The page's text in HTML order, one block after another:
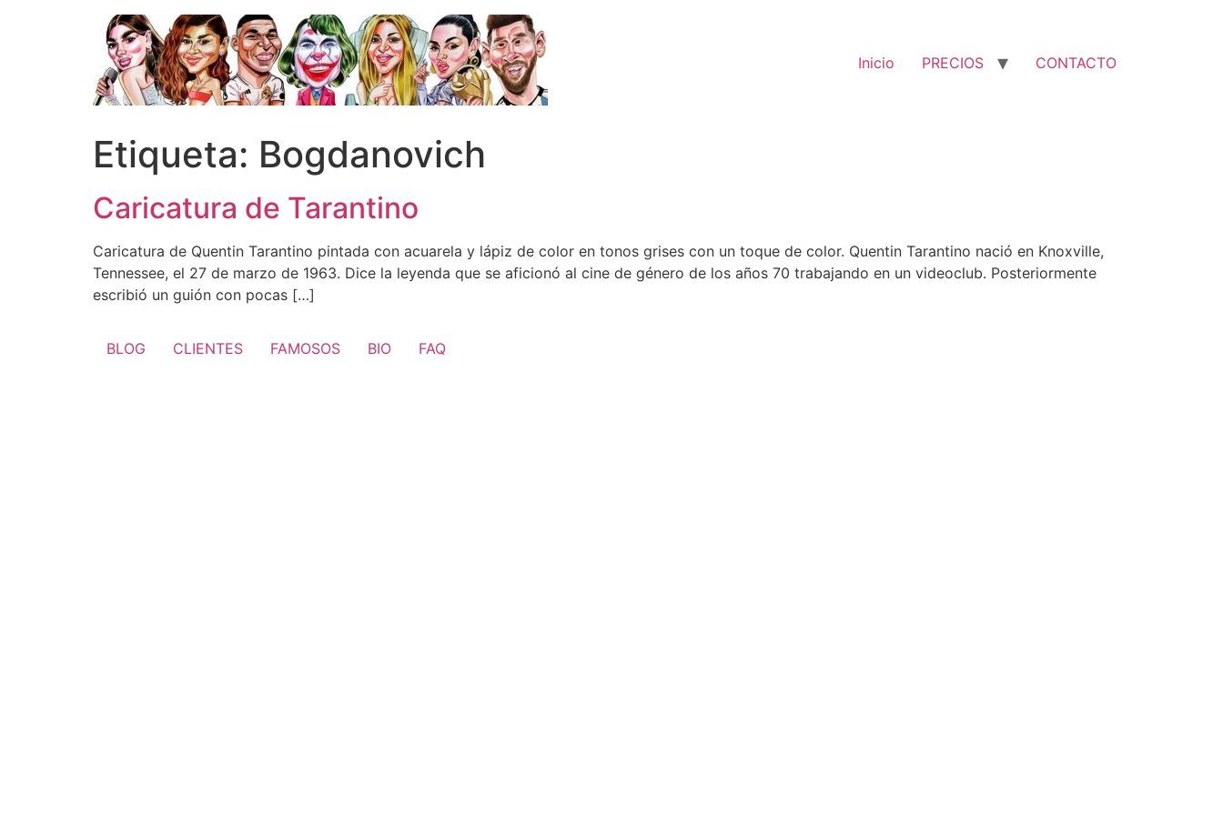
Inicio PRECIOS CONTACTO
Etiqueta: Bogdanovich
Caricatura de Tarantino
Caricatura de Quentin Tarantino pintada con acuarela y lápiz de color en tonos grises con un toque de color. Quentin Tarantino nació en Knoxville,
Tennessee, el 27 de marzo de 1963. Dice la leyenda que se aficionó al cine de género de los años 70 trabajando en un videoclub. Posteriormente
escribió un guión con pocas […]
BLOG CLIENTES FAMOSOS BIO FAQ